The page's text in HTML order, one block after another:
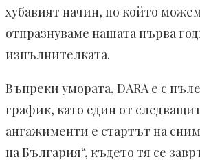
хубавият начин, по който
отпразнуваме нашата първа
изпълнителката.
Въпреки умората, DARA е с
график, като един от
ангажименти е стартът на
на България“, където тя се